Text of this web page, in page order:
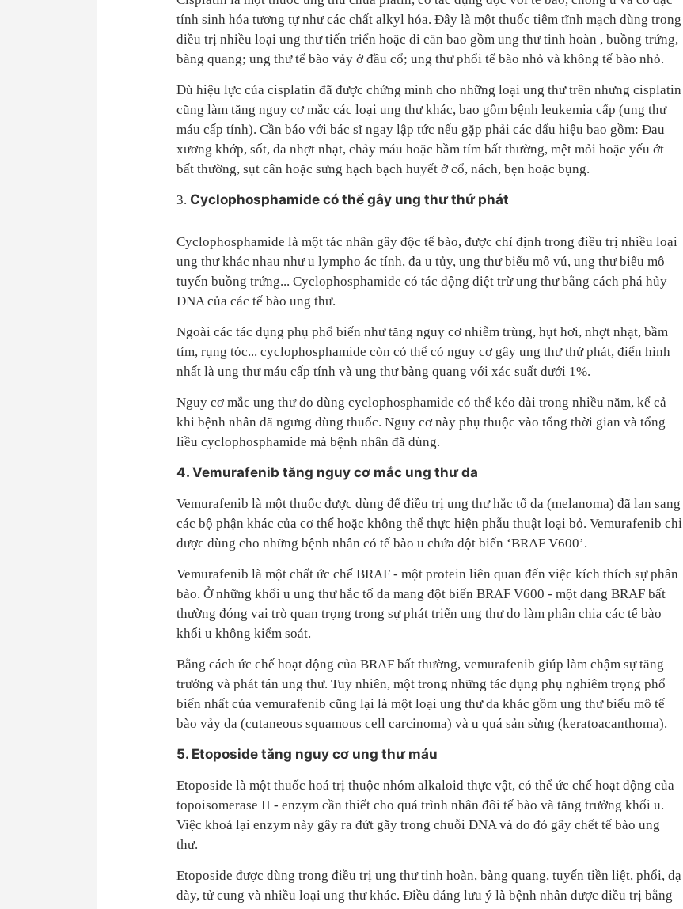
tính sinh hóa tương tự như các chất alkyl hóa. Đây là một thuốc tiêm tĩnh mạch dùng trong
điều trị nhiều loại ung thư tiến triển hoặc di căn bao gồm ung thư tinh hoàn , buồng trứng,
bàng quang; ung thư tế bào vảy ở đầu cổ; ung thư phổi tế bào nhỏ và không tế bào nhỏ.
Dù hiệu lực của cisplatin đã được chứng minh cho những loại ung thư trên nhưng cisplatin
cũng làm tăng nguy cơ mắc các loại ung thư khác, bao gồm bệnh leukemia cấp (ung thư
máu cấp tính). Cần báo với bác sĩ ngay lập tức nếu gặp phải các dấu hiệu bao gồm: Đau
xương khớp, sốt, da nhợt nhạt, chảy máu hoặc bầm tím bất thường, mệt mỏi hoặc yếu ớt
bất thường, sụt cân hoặc sưng hạch bạch huyết ở cổ, nách, bẹn hoặc bụng.
3. Cyclophosphamide có thể gây ung thư thứ phát
Cyclophosphamide là một tác nhân gây độc tế bào, được chỉ định trong điều trị nhiều loại
ung thư khác nhau như u lympho ác tính, đa u tủy, ung thư biểu mô vú, ung thư biểu mô
tuyến buồng trứng... Cyclophosphamide có tác động diệt trừ ung thư bằng cách phá hủy
DNA của các tế bào ung thư.
Ngoài các tác dụng phụ phổ biến như tăng nguy cơ nhiễm trùng, hụt hơi, nhợt nhạt, bầm
tím, rụng tóc... cyclophosphamide còn có thể có nguy cơ gây ung thư thứ phát, điển hình
nhất là ung thư máu cấp tính và ung thư bàng quang với xác suất dưới 1%.
Nguy cơ mắc ung thư do dùng cyclophosphamide có thể kéo dài trong nhiều năm, kể cả
khi bệnh nhân đã ngưng dùng thuốc. Nguy cơ này phụ thuộc vào tổng thời gian và tổng
liều cyclophosphamide mà bệnh nhân đã dùng.
4. Vemurafenib tăng nguy cơ mắc ung thư da
Vemurafenib là một thuốc được dùng để điều trị ung thư hắc tố da (melanoma) đã lan sang
các bộ phận khác của cơ thể hoặc không thể thực hiện phẫu thuật loại bỏ. Vemurafenib chỉ
được dùng cho những bệnh nhân có tế bào u chứa đột biến ‘BRAF V600’.
Vemurafenib là một chất ức chế BRAF - một protein liên quan đến việc kích thích sự phân
bào. Ở những khối u ung thư hắc tố da mang đột biến BRAF V600 - một dạng BRAF bất
thường đóng vai trò quan trọng trong sự phát triển ung thư do làm phân chia các tế bào
khối u không kiểm soát.
Bằng cách ức chế hoạt động của BRAF bất thường, vemurafenib giúp làm chậm sự tăng
trưởng và phát tán ung thư. Tuy nhiên, một trong những tác dụng phụ nghiêm trọng phổ
biến nhất của vemurafenib cũng lại là một loại ung thư da khác gồm ung thư biểu mô tế
bào vảy da (cutaneous squamous cell carcinoma) và u quá sản sừng (keratoacanthoma).
5. Etoposide tăng nguy cơ ung thư máu
Etoposide là một thuốc hoá trị thuộc nhóm alkaloid thực vật, có thể ức chế hoạt động của
topoisomerase II - enzym cần thiết cho quá trình nhân đôi tế bào và tăng trưởng khối u.
Việc khoá lại enzym này gây ra đứt gãy trong chuỗi DNA và do đó gây chết tế bào ung
thư.
Etoposide được dùng trong điều trị ung thư tinh hoàn, bàng quang, tuyến tiền liệt, phổi, dạ
dày, tử cung và nhiều loại ung thư khác. Điều đáng lưu ý là bệnh nhân được điều trị bằng